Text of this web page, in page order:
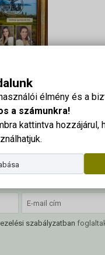
élmény és a
a számunkra!
kattintva hozzájárul,
és gazdasági
szabályzatban